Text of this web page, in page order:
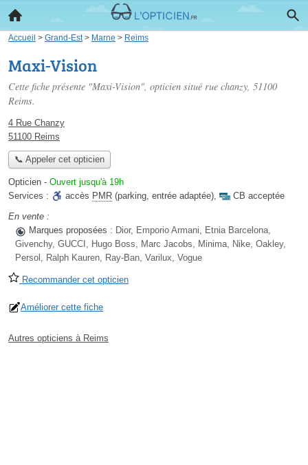
Accueil > Grand-Est> Marne > Reims
Maxi-Vision
Cette fiche présente "Maxi-Vision", opticien situé rue chanzy, 51100
Reims.
4 Rue Chanzy
51100 Reims
📞 Appeler cet opticien
Opticien - Ouvert jusqu'à 19h
Services :
accès PMR (parking, entrée adaptée),
CB acceptée
En vente :
Marques proposées : Dior, Emporio Armani, Etnia Barcelona,
Givenchy, GUCCI, Hugo Boss, Marc Jacobs, Minima, Nike, Oakley,
Persol, Ralph Kauren, Ray-Ban, Varilux, Vogue
Recommander cet opticien
Améliorer cette fiche
Autres opticiens à Reims